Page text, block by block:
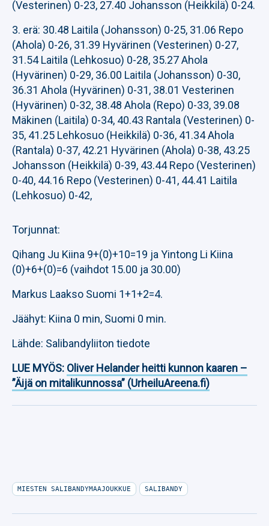
(Vesterinen) 0-23, 27.40 Johansson (Heikkilä) 0-24.
3. erä: 30.48 Laitila (Johansson) 0-25, 31.06 Repo
(Ahola) 0-26, 31.39 Hyvärinen (Vesterinen) 0-27,
31.54 Laitila (Lehkosuo) 0-28, 35.27 Ahola
(Hyvärinen) 0-29, 36.00 Laitila (Johansson) 0-30,
36.31 Ahola (Hyvärinen) 0-31, 38.01 Vesterinen
(Hyvärinen) 0-32, 38.48 Ahola (Repo) 0-33, 39.08
Mäkinen (Laitila) 0-34, 40.43 Rantala (Vesterinen) 0-
35, 41.25 Lehkosuo (Heikkilä) 0-36, 41.34 Ahola
(Rantala) 0-37, 42.21 Hyvärinen (Ahola) 0-38, 43.25
Johansson (Heikkilä) 0-39, 43.44 Repo (Vesterinen)
0-40, 44.16 Repo (Vesterinen) 0-41, 44.41 Laitila
(Lehkosuo) 0-42,
Torjunnat:
Qihang Ju Kiina 9+(0)+10=19 ja Yintong Li Kiina
(0)+6+(0)=6 (vaihdot 15.00 ja 30.00)
Markus Laakso Suomi 1+1+2=4.
Jäähyt: Kiina 0 min, Suomi 0 min.
Lähde: Salibandyliiton tiedote
LUE MYÖS: Oliver Helander heitti kunnon kaaren –
”Äijä on mitalikunnossa” (UrheiluAreena.fi)
MIESTEN SALIBANDYMAAJOUKKUE SALIBANDY